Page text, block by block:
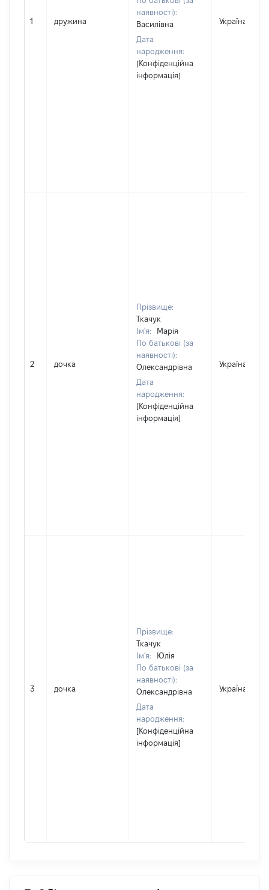
1 дружина
наявності):
Василівна
Дата
народження:
[Конфіденційна
інформація]
Україна
2 дочка
Прізвище:
Ткачук
Ім'я:
Марія
По батькові (за
наявності):
Олександрівна
Дата
народження:
[Конфіденційна
інформація]
Україна
3 дочка
Прізвище:
Ткачук
Ім'я:
Юлія
По батькові (за
наявності):
Олександрівна
Дата
народження:
[Конфіденційна
інформація]
Україна